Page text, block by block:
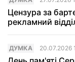
Цензура за
рекламний
ДУМКА 20.07.2026